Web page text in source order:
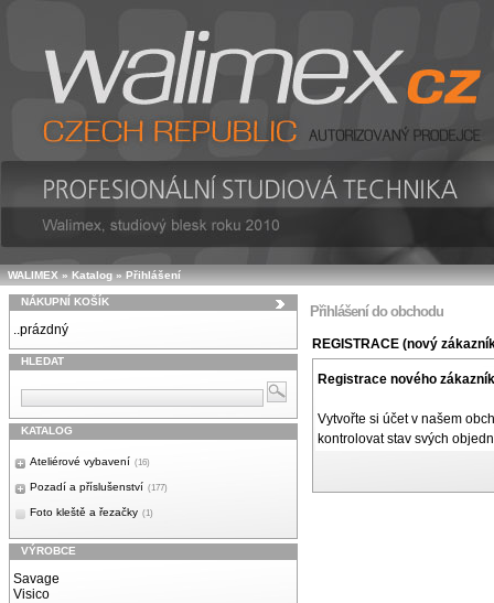
WALIMEX » Katalog » Přihlášení
NÁKUPNÍ KOŠÍK
..prázdný
HLEDAT
KATALOG
Ateliérové vybavení (16)
Pozadí a příslušenství (177)
Foto kleště a řezačky (1)
VÝROBCE
Savage
Visico
Přihlášení do obchodu
REGISTRACE (nový
Registrace nového
Vytvořte si účet v našem
kontrolovat stav svých